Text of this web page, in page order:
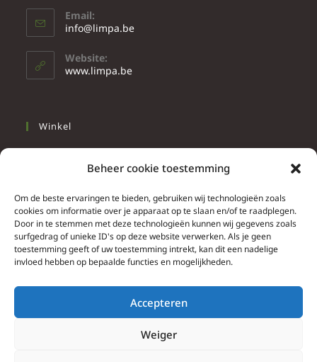
Beheer cookie toestemming
Om de beste ervaringen te bieden, gebruiken wij technologieën zoals
cookies om informatie over je apparaat op te slaan en/of te raadplegen.
Door in te stemmen met deze technologieën kunnen wij gegevens zoals
surfgedrag of unieke ID's op deze website verwerken. Als je geen
toestemming geeft of uw toestemming intrekt, kan dit een nadelige
invloed hebben op bepaalde functies en mogelijkheden.
Accepteren
Weiger
Email:
info@limpa.be
Website:
www.limpa.be
Winkel
Wonen
Info
Contacteer ons